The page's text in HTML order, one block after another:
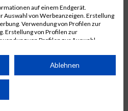
auf einem Endgerät.
von Werbeanzeigen. Erstellung
Verwendung von Profilen zur
Erstellung von Profilen zur
von Profilen zur Auswahl
von Zielgruppen durch Statistiken oder
Quellen. Entwicklung und
Union weitergegeben und in die
Ablehnen